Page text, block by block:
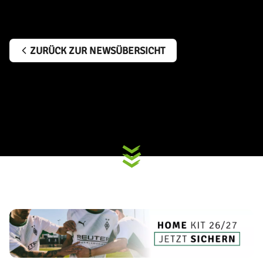
ZURÜCK ZUR NEWSÜBERSICHT